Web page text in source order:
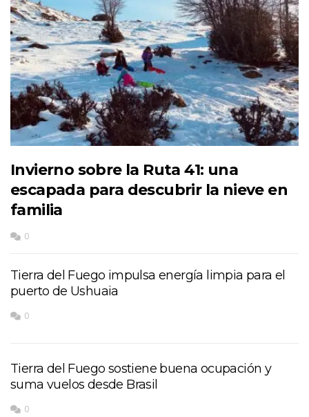
Invierno sobre la Ruta 41: una
escapada para descubrir la nieve en
familia
0
Tierra del Fuego impulsa energía limpia para el
puerto de Ushuaia
0
Tierra del Fuego sostiene buena ocupación y
suma vuelos desde Brasil
0